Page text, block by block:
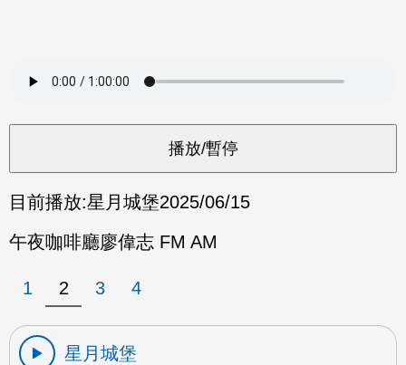
目前播放:星月城堡2025/06/15
午夜咖啡廳廖偉志 FM AM
1 2 3 4
星月城堡